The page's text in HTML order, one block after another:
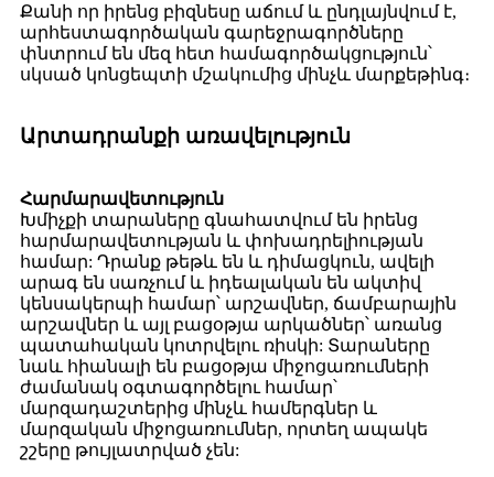
Քանի որ իրենց բիզնեսը աճում և ընդլայնվում է,
արհեստագործական գարեջրագործները
փնտրում են մեզ հետ համագործակցություն՝
սկսած կոնցեպտի մշակումից մինչև մարքեթինգ։
Արտադրանքի առավելություն
Հարմարավետություն
Խմիչքի տարաները գնահատվում են իրենց
հարմարավետության և փոխադրելիության
համար: Դրանք թեթև են և դիմացկուն, ավելի
արագ են սառչում և իդեալական են ակտիվ
կենսակերպի համար՝ արշավներ, ճամբարային
արշավներ և այլ բացօթյա արկածներ՝ առանց
պատահական կոտրվելու ռիսկի: Տարաները
նաև հիանալի են բացօթյա միջոցառումների
ժամանակ օգտագործելու համար՝
մարզադաշտերից մինչև համերգներ և
մարզական միջոցառումներ, որտեղ ապակե
շշերը թույլատրված չեն: